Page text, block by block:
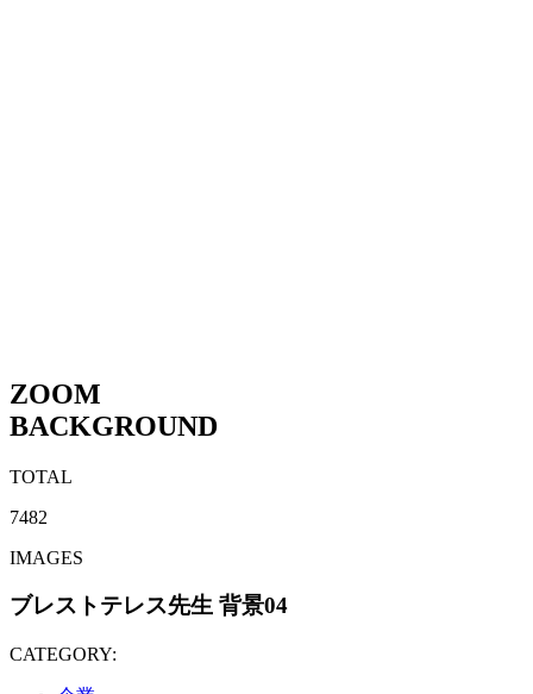
ZOOM
BACKGROUND
TOTAL
7482
IMAGES
ブレストテレス先生 背景04
CATEGORY: